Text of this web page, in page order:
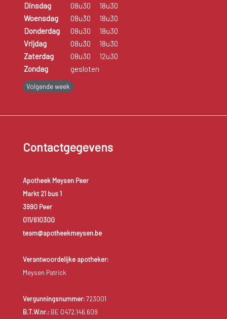
Dinsdag
08u30
18u30
Woensdag
08u30
18u30
Donderdag
08u30
18u30
Vrijdag
08u30
18u30
Zaterdag
08u30
12u30
Zondag
gesloten
Volgende week
Contactgegevens
Apotheek Meysen Peer
Markt 21 bus 1
3990 Peer
011/610300
team@apotheekmeysen.be
Verantwoordelijke apotheker:
Meysen Patrick
Vergunningsnummer:723001
B.T.W.nr.:BE 0472.146.609